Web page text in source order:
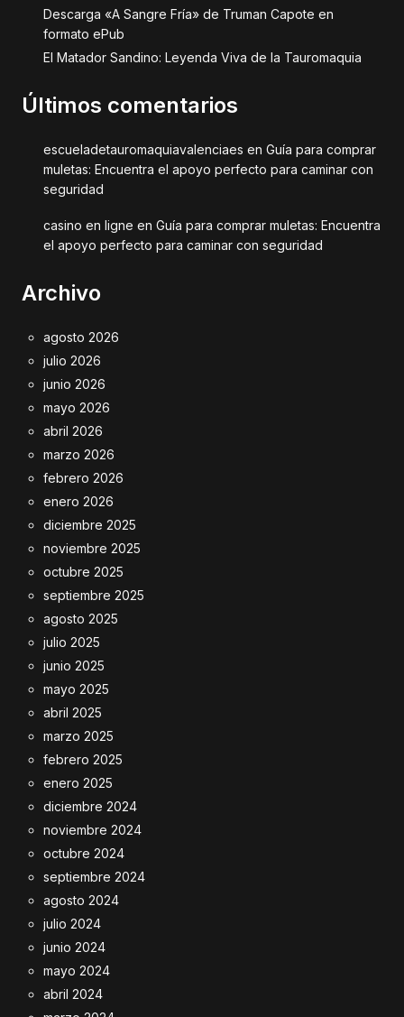
Descarga «A Sangre Fría» de Truman Capote en
formato ePub
El Matador Sandino: Leyenda Viva de la Tauromaquia
Últimos comentarios
escueladetauromaquiavalenciaes en Guía para comprar
muletas: Encuentra el apoyo perfecto para caminar con
seguridad
casino en ligne en Guía para comprar muletas: Encuentra
el apoyo perfecto para caminar con seguridad
Archivo
agosto 2026
julio 2026
junio 2026
mayo 2026
abril 2026
marzo 2026
febrero 2026
enero 2026
diciembre 2025
noviembre 2025
octubre 2025
septiembre 2025
agosto 2025
julio 2025
junio 2025
mayo 2025
abril 2025
marzo 2025
febrero 2025
enero 2025
diciembre 2024
noviembre 2024
octubre 2024
septiembre 2024
agosto 2024
julio 2024
junio 2024
mayo 2024
abril 2024